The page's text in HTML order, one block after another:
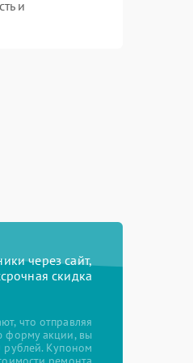
и
через сайт,
скидка
что отправляя
форму акции, вы
рублей. Купоном